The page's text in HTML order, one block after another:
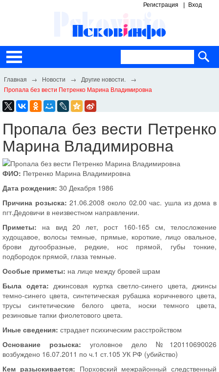
Регистрация Вход
Новости
Другие новости.
Пропала без вести Петренко Марина Владимировна
Пропала без вести Петренко
Марина Владимировна
ФИО: Петренко Марина Владимировна
Дата рождения: 30 Декабря 1986
Причина розыска:21.06.2008 около 02.00 час. ушла из дома в
пгт.Дедовичи в неизвестном направлении.
Приметы: на вид 20 лет, рост 160-165 см, телосложение
худощавое, волосы темные, прямые, короткие, лицо овальное,
брови дугообразные, редкие, нос прямой, губы тонкие,
подбородок прямой, глаза темные.
Особые приметы: на лице между бровей шрам
Была одета: джинсовая куртка светло-синего цвета, джинсы
темно-синего цвета, синтетическая рубашка коричневого цвета,
трусы синтетические белого цвета, носки темного цвета,
резиновые тапки фиолетового цвета.
Иные сведения: страдает психическим расстройством
Основание розыска: уголовное дело №120110690026
возбуждено 16.07.2011 по ч.1 ст.105 УК РФ (убийство)
Кем разыскивается: Порховский межрайонный следственный